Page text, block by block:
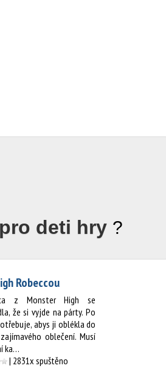
pro deti hry ?
Robeccou
z Monster High se
že si vyjde na párty. Po
abys ji oblékla do
oblečení. Musí
ka…
| 2831x spuštěno